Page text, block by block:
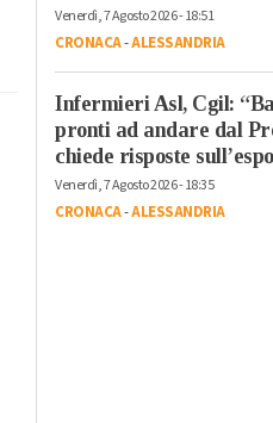
Venerdì, 7 Agosto 2026 - 18:51
CRONACA-ALESSANDRIA
Infermieri Asl, Cgil:
pronti ad andare dal
chiede risposte
Venerdì, 7 Agosto 2026 - 18:35
CRONACA-ALESSANDRIA